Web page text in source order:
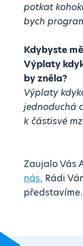
potkat
bych
Kdybyste
Výplaty
by zněla?
Výplaty
jednoduchá
k částisvé
Zaujalo Vás
nás. Rádi
představíme.